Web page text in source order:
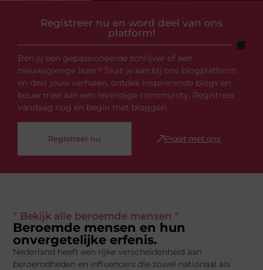
Registreer nu en word deel van ons
platform!
Ben jij een gepassioneerde schrijver of een
nieuwsgierige lezer? Sluit je aan bij ons blogplatform
en deel jouw verhalen, ontdek inspirerende blogs en
bouw mee aan een levendige community. Registreer
vandaag nog en begin met bloggen.
Registreer nu Praat met ons
" Bekijk alle beroemde mensen "
Beroemde mensen en hun
onvergetelijke erfenis.
Nederland heeft een rijke verscheidenheid aan
beroemdheden en influencers die zowel nationaal als